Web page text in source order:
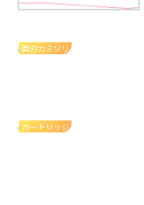
両刃カミソリ
カートリッジ